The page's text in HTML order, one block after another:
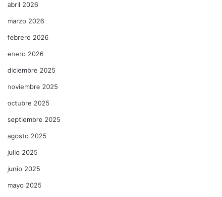
abril 2026
marzo 2026
febrero 2026
enero 2026
diciembre 2025
noviembre 2025
octubre 2025
septiembre 2025
agosto 2025
julio 2025
junio 2025
mayo 2025